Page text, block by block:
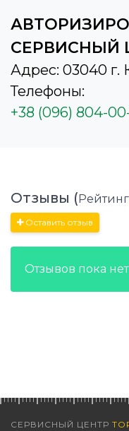
СЕРВИСНЫЙ
Адрес: 03040 г.
Телефоны:
+38 (096) 804-
Отзывы ( Рейтинг
Оставить отзыв
Отзывов пока
СЕРВИСНЫЙ ЦЕНТР